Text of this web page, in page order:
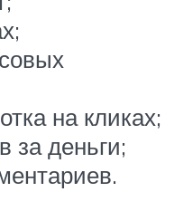
на кликах;
за деньги;